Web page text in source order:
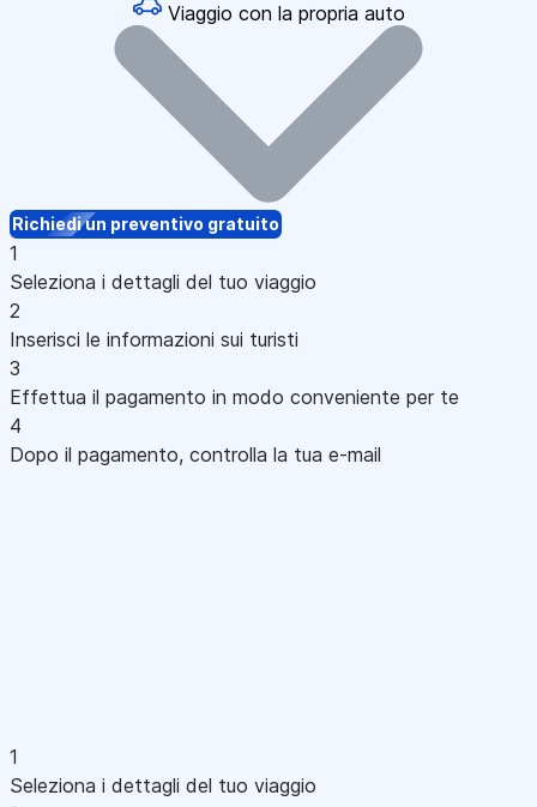
Viaggio con la propria auto
Richiedi un preventivo gratuito
1
Seleziona i dettagli del tuo viaggio
2
Inserisci le informazioni sui turisti
3
Effettua il pagamento in modo conveniente per te
4
Dopo il pagamento, controlla la tua e-mail
1
Seleziona i dettagli del tuo viaggio